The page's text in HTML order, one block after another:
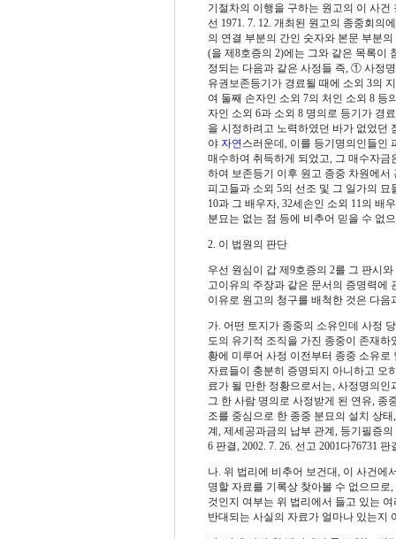
기절차의 이행을 구하는 원고의 이 사
선 1971. 7. 12. 개최된 원고의 종중회의
의 연결 부분의 간인 숫자와 본문 부분
(을 제8호증의 2)에는 그와 같은 목록이
정되는 다음과 같은 사정들 즉, ① 사정
유권보존등기가 경료될 때에 소외 3의
여 둘째 손자인 소외 7의 처인 소외 8 등
자인 소외 6과 소외 8 명의로 등기가 경
을 시정하려고 노력하였던 바가 없었던
야 자연 스러운데, 이를 등기명의인들인
매수하여 취득하게 되었고, 그 매수자
하여 보존등기 이후 원고 종중 차원에
피고들과 소외 5의 선조 및 그 일가의
10과 그 배우자, 32세손인 소외 11의 배
분묘는 없는 점 등에 비추어 믿을 수 없
2. 이 법원의 판단
우선 원심이 갑 제9호증의 2를 그 판시
고이유의 주장과 같은 문서의 증명력에
이유로 원고의 청구를 배척한 것은 다
가. 어떤 토지가 종중의 소유인데 사정
도의 유기적 조직을 가진 종중이 존재
황에 미루어 사정 이전부터 종중 소유
자료들이 충분히 증명되지 아니하고 오
료가 될 만한 정황으로서는, 사정명의
그 한 사람 명의로 사정받게 된 연유, 종
조를 중심으로 한 종중 분묘의 설치 상
계, 제세공과금의 납부 관계, 등기필증
6 판결, 2002. 7. 26. 선고 2001다76731 판
나. 위 법리에 비추어 보건대, 이 사건에
명할 자료를 기록상 찾아볼 수 없으므
것인지 여부는 위 법리에서 들고 있는
반대되는 사실의 자료가 얼마나 있는지